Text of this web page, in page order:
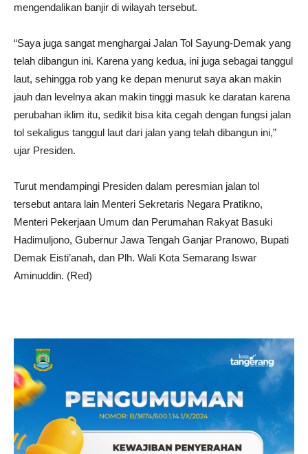
mengendalikan banjir di wilayah tersebut.
“Saya juga sangat menghargai Jalan Tol Sayung-Demak yang
telah dibangun ini. Karena yang kedua, ini juga sebagai tanggul
laut, sehingga rob yang ke depan menurut saya akan makin
jauh dan levelnya akan makin tinggi masuk ke daratan karena
perubahan iklim itu, sedikit bisa kita cegah dengan fungsi jalan
tol sekaligus tanggul laut dari jalan yang telah dibangun ini,”
ujar Presiden.
Turut mendampingi Presiden dalam peresmian jalan tol
tersebut antara lain Menteri Sekretaris Negara Pratikno,
Menteri Pekerjaan Umum dan Perumahan Rakyat Basuki
Hadimuljono, Gubernur Jawa Tengah Ganjar Pranowo, Bupati
Demak Eisti’anah, dan Plh. Wali Kota Semarang Iswar
Aminuddin. (Red)